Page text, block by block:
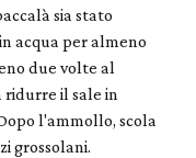
sia stato
acqua per almeno
due volte al
ridurre il sale in
l'ammollo, scola
grossolani.